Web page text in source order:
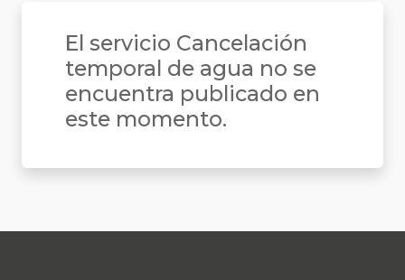
El servicio Cancelación
temporal de agua no se
encuentra publicado en
este momento.